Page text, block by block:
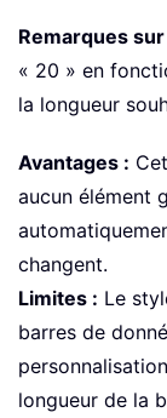
Remarques
« 20 » en
la longueur
Avantages :
aucun élément
changent.
Limites : Le
barres de
longueur de la